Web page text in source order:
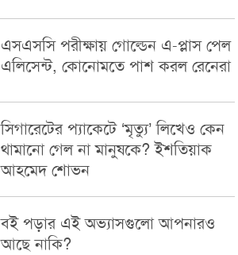
এসএসসি পরীক্ষায় গোল্ডেন এ-প্লাস পেল
এলিসেন্ট, কোনোমতে পাশ করল রেনেরা
সিগারেটের প্যাকেটে ‘মৃত্যু’ লিখেও কেন
থামানো গেল না মানুষকে? ইশতিয়াক
আহমেদ শোভন
বই পড়ার এই অভ্যাসগুলো আপনারও
আছে নাকি?